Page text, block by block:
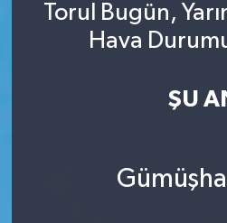
Torul Bugün,
Hava
ŞU
Ekonomi
Süper Lig Puan Durumu
Son Dakika Haberleri